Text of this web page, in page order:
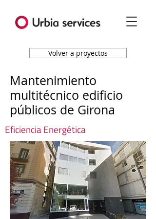
Volver a proyectos
Mantenimiento
multitécnico edificio
públicos de Girona
Eficiencia Energética